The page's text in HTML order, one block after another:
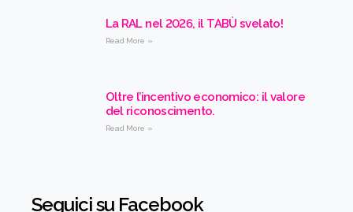
La RAL nel 2026, il TABÙ svelato!
Read More »
Oltre l’incentivo economico: il valore
del riconoscimento.
Read More »
Seguici su Facebook